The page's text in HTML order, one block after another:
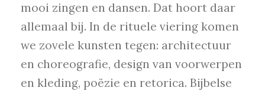
mooi zingen en dansen. Dat hoort daar
allemaal bij. In de rituele viering komen
we zovele kunsten tegen: architectuur
en choreografie, design van voorwerpen
en kleding, poëzie en retorica. Bijbelse